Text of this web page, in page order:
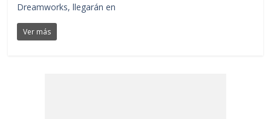
Dreamworks, llegarán en
Ver más